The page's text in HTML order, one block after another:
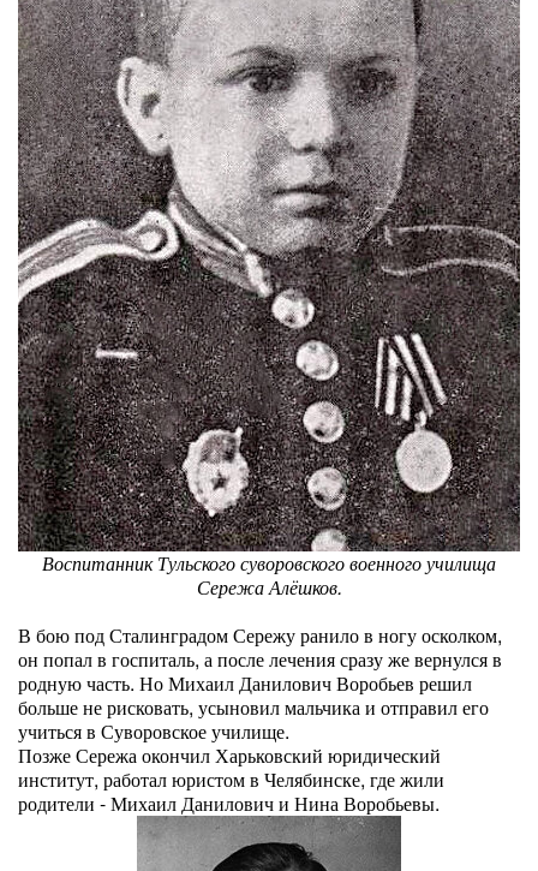
Воспитанник Тульского суворовского военного училища
Сережа Алёшков.
В бою под Сталинградом Сережу ранило в ногу осколком,
он попал в госпиталь, а после лечения сразу же вернулся в
родную часть. Но Михаил Данилович Воробьев решил
больше не рисковать, усыновил мальчика и отправил его
учиться в Суворовское училище.
Позже Сережа окончил Харьковский юридический
институт, работал юристом в Челябинске, где жили
родители - Михаил Данилович и Нина Воробьевы.